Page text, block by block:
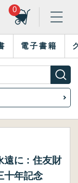
0
電子書籍
遠に : 住友財
十年記念